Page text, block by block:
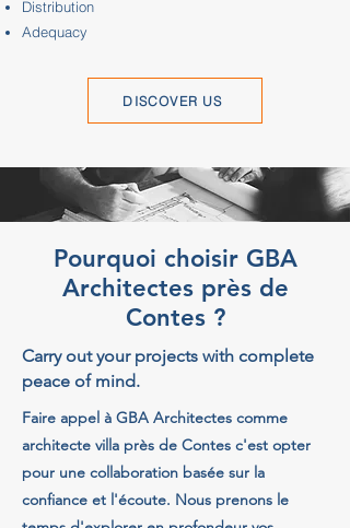
Distribution
Adequacy
DISCOVER US
Pourquoi choisir GBA
Architectes près de
Contes ?
Carry out your projects with complete
peace of mind.
Faire appel à GBA Architectes comme
architecte villa près de Contes c'est opter
pour une collaboration basée sur la
confiance et l'écoute. Nous prenons le